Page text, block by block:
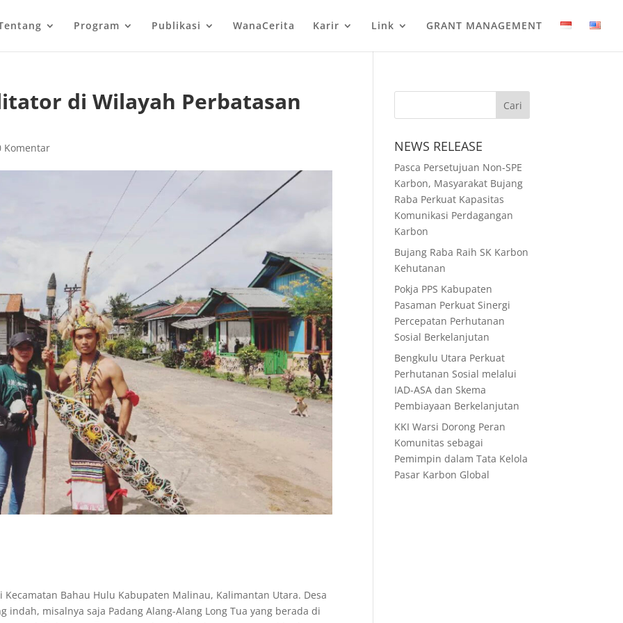
Program Publikasi WanaCerita Karir Link GRANT MANAGEMENT
di Wilayah Perbatasan
Komentar
Bahau Hulu Kabupaten Malinau, Kalimantan Utara. Desa
misalnya saja Padang Alang-Alang Long Tua yang berada di
NEWS RELEASE
Pasca Persetujuan Non-SPE
Karbon, Masyarakat Bujang
Raba Perkuat Kapasitas
Komunikasi Perdagangan
Karbon
Bujang Raba Raih SK Karbon
Kehutanan
Pokja PPS Kabupaten
Pasaman Perkuat Sinergi
Percepatan Perhutanan
Sosial Berkelanjutan
Bengkulu Utara Perkuat
Perhutanan Sosial melalui
IAD-ASA dan Skema
Pembiayaan Berkelanjutan
KKI Warsi Dorong Peran
Komunitas sebagai
Pemimpin dalam Tata Kelola
Pasar Karbon Global